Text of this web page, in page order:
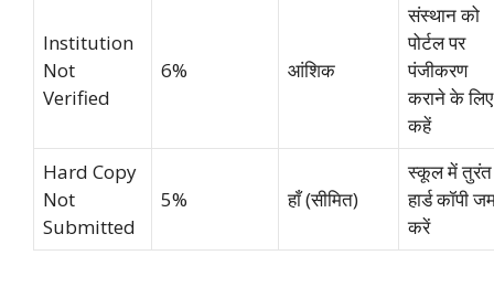
Institution
Not
Verified
6% आंशिक
संस्थान को
पोर्टल पर
पंजीकरण
कराने के लिए
कहें
Hard Copy
Not
Submitted
5% हाँ (सीमित)
स्कूल में तुरंत
हार्ड कॉपी
करें